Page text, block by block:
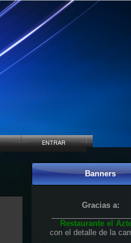
ENTRAR
Banners
Gracias a:
Restaurante el
con el detalle de la